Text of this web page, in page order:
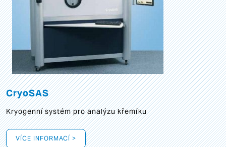
CryoSAS
Kryogenní systém pro analýzu křemíku
VÍCE INFORMACÍ >